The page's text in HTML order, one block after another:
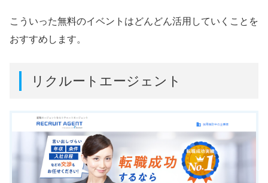
こういった無料のイベントはどんどん活用していくことを
おすすめします。
リクルートエージェント